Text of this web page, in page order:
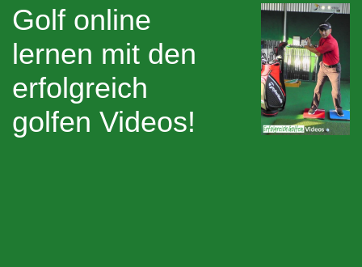
Golf online
lernen mit den
erfolgreich
golfen Videos!